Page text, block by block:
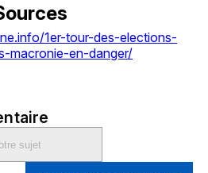
1er-tour-des-elections-
macronie-en-danger/